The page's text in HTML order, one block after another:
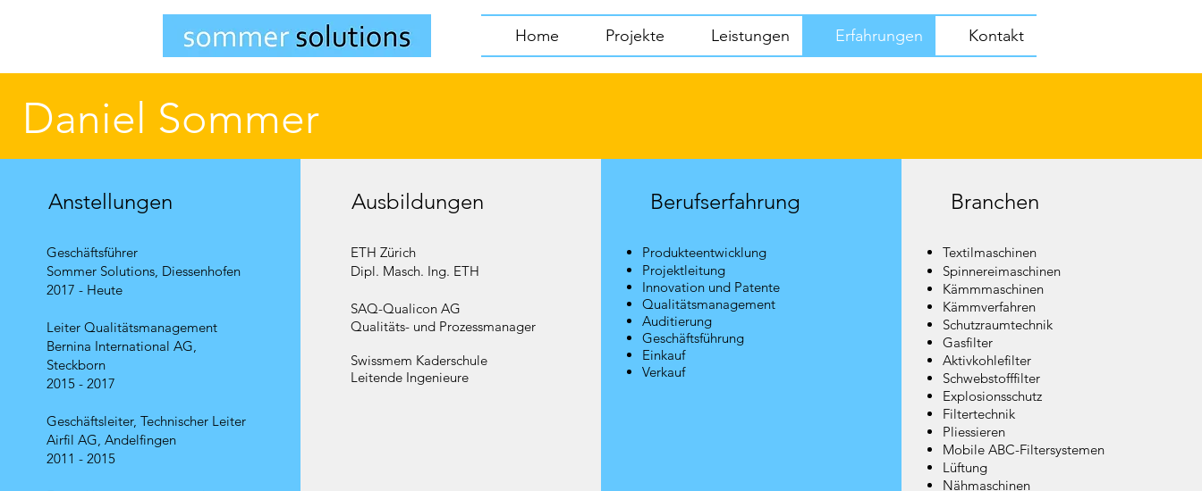
Home Projekte Leistungen Erfahrungen Kontakt
Daniel Sommer
Anstellungen
Geschäftsführer
Sommer Solutions, Diessenhofen
2017 - Heute
Leiter Qualitätsmanagement
Bernina International AG,
Steckborn
2015 - 2017
Geschäftsleiter, Technischer Leiter
Airfil AG, Andelfingen
2011 - 2015
Ausbildungen
ETH Zürich
Dipl. Masch. Ing. ETH
SAQ-Qualicon AG
Qualitäts- und Prozessmanager
Swissmem Kaderschule
Leitende Ingenieure
Berufserfahrung
Produkteentwicklung
Projektleitung
Innovation und Patente
Qualitätsmanagement
Auditierung
Geschäftsführung
Einkauf
Verkauf
Branchen
Textilmaschinen
Spinnereimaschinen
Kämmmaschinen
Kämmverfahren
Schutzraumtechnik
Gasfilter
Aktivkohlefilter
Schwebstofffilter
Explosionsschutz
Filtertechnik
Pliessieren
Mobile ABC-Filtersystemen
Lüftung
Nähmaschinen